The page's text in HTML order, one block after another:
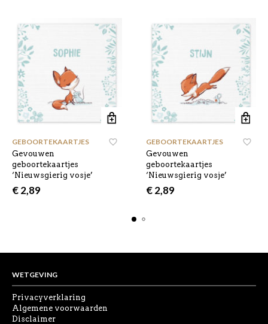
GEBOORTEKAARTJES
Gevouwen
geboortekaartjes
‘Nieuwsgierig vosje’
€2,89
GEBOORTEKAARTJES
Gevouwen
geboortekaartjes
‘Nieuwsgierig vosje’
€2,89
WETGEVING
Privacyverklaring
Algemene voorwaarden
Disclaimer